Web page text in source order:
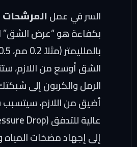
السر في عملالمرشحات
بكفاءة هو “عرض
الشق أوسع من اللازم،
الرمل والكربون إلى
أضيق من اللازم،
إلى إجهاد مضخات المياه